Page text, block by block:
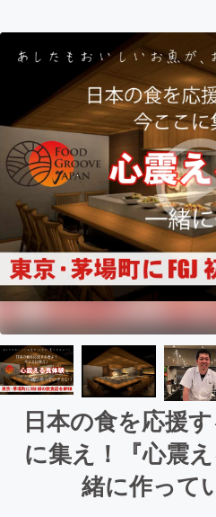
日本の食を応援
に集え！『心震
緒に作って